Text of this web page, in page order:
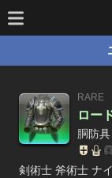
RARE
ロー
胴防具
剣術士 斧術士 ナ